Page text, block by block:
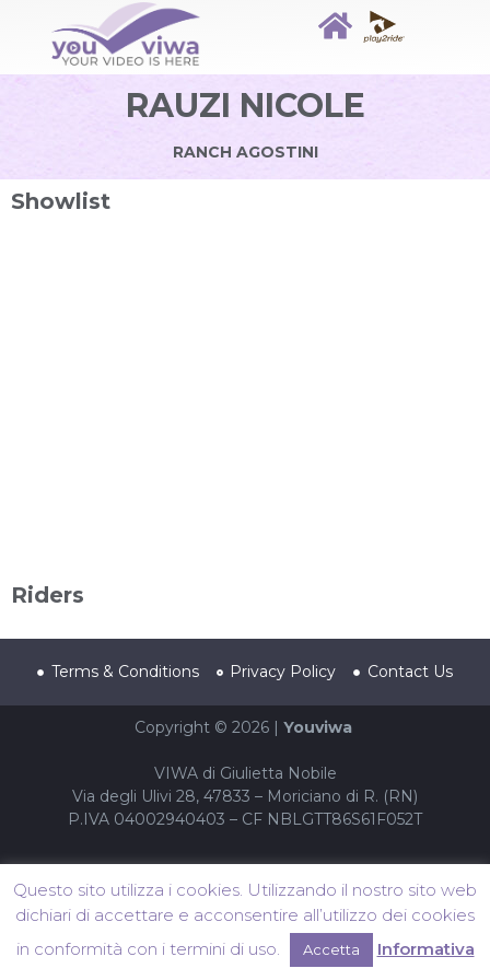
RAUZI NICOLE
RANCH AGOSTINI
Showlist
Riders
Terms & Conditions Privacy Policy Contact Us
Copyright © 2026 | Youviwa
VIWA di Giulietta Nobile
Via degli Ulivi 28, 47833 – Moriciano di R. (RN)
P.IVA 04002940403 – CF NBLGTT86S61F052T
Questo sito utilizza i cookies. Utilizzando il nostro sito web
dichiari di accettare e acconsentire all’utilizzo dei cookies
in conformità con i termini di uso.
Accetta Informativa